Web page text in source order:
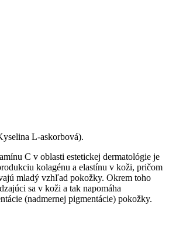
L-askorbová).
C v oblasti estetickej dermatológie je
kolagénu a elastínu v koži, pričom
mladý vzhľad pokožky. Okrem toho
sa v koži a tak napomáha
(nadmernej pigmentácie) pokožky.